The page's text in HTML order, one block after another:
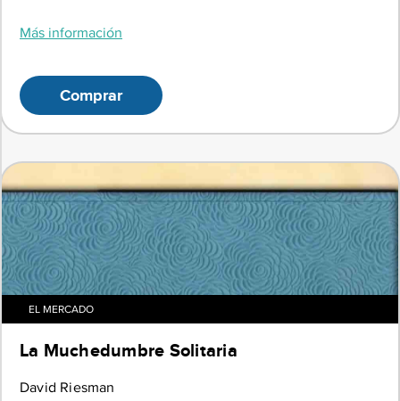
Más información
Comprar
EL MERCADO
La Muchedumbre Solitaria
David Riesman